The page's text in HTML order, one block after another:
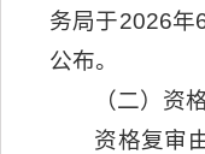
务局于2026年
公布。
（二）资
资格复审